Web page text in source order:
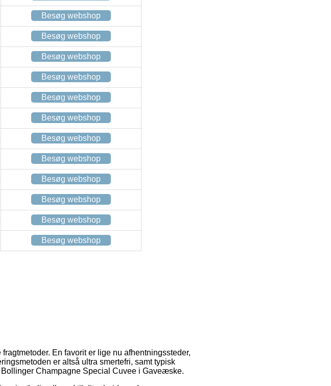
Besøg webshop
Besøg webshop
Besøg webshop
Besøg webshop
Besøg webshop
Besøg webshop
Besøg webshop
Besøg webshop
Besøg webshop
Besøg webshop
Besøg webshop
Besøg webshop
En favorit er lige nu afhentningssteder,
er altså ultra smertefri, samt typisk
Champagne Special Cuvee i Gaveæske.